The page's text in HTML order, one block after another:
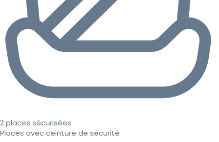
2 places sécurisées
Places avec ceinture de sécurité